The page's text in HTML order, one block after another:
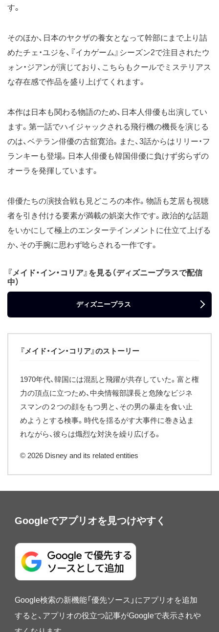
す。
そのほか、日本のヤクザの養女となって幹部にまで上り詰
めたチェ・ユジを、『イカゲーム』シーズン2で注目されたウ
ォン・ジアンが演じており、こちらもクールでミステリアス
な存在感で作品を盛り上げてくれます。
本作は日本も関わる物語のため、日本人俳優も出演してい
ます。第一話でハイジャックされる飛行機の機長を演じる
のは、ベテラン俳優の古舘寛治。また、3話からはリリー・フ
ランキーも登場。日本人俳優も韓国俳優に負けず劣らずの
オーラを発揮しています。
俳優たちの演技合戦も見どころの本作。物語も芝居も視聴
者を引き付ける要素が満載の娯楽大作です。政治的な話題
をいかにして極上のエンターテインメントに仕立て上げる
か、その手腕に思わず唸らされる一作です。
『メイド・イン・コリア』を見る（ディズニープラスで配信
中）
ディズニープラス
『メイド・イン・コリア』のストーリー
1970年代、韓国には混乱と飛躍が共存していた。富と権
力の頂点に立つため、中央情報部課長と危険なビジネ
スマンの２つの顔をもつ男と、その男の暴走を食い止
めようとする検事。時代を揺るがす大事件に巻き込ま
れながら、彼らは熾烈な対決を繰り広げる。
© 2026 Disney and its related entities
Googleでアプリオを見つけやすく
Google検索の新機能「優先ソース」にアプリオを追加
すると、アプリオの役立つ記事がGoogleで表示されや